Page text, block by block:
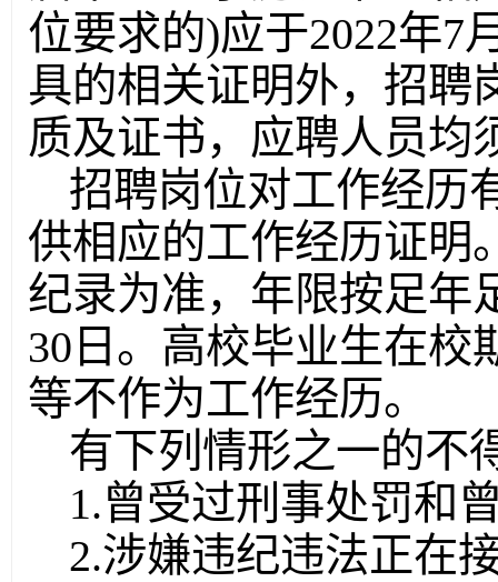
位要求的)应于2022年7
具的相关证明外，招聘
质及证书，应聘人员均
招聘岗位对工作经历
供相应的工作经历证明
纪录为准，年限按足年
30日。高校毕业生在校
等不作为工作经历。
有下列情形之一的不
1.曾受过刑事处罚和
2.涉嫌违纪违法正在